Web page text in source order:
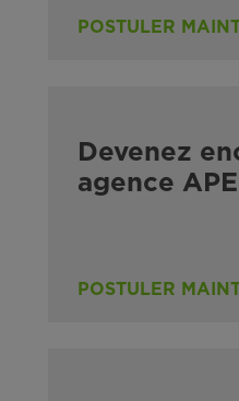
POSTULER
Devenez
agence
POSTULER